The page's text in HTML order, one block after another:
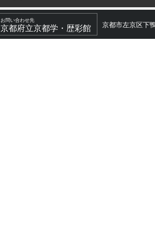
お問い合わせ先
京都府立京都学・歴彩館 京都市左京区下